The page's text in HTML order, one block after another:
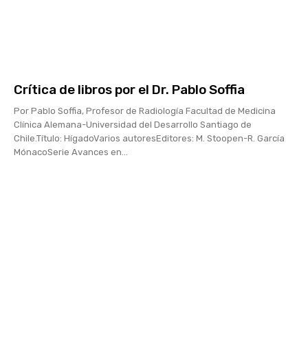
Crítica de libros por el Dr. Pablo Soffia
Por Pablo Soffia, Profesor de Radiología Facultad de Medicina
Clínica Alemana-Universidad del Desarrollo Santiago de
Chile.Título: HígadoVarios autoresEditores: M. Stoopen-R. García
MónacoSerie Avances en...